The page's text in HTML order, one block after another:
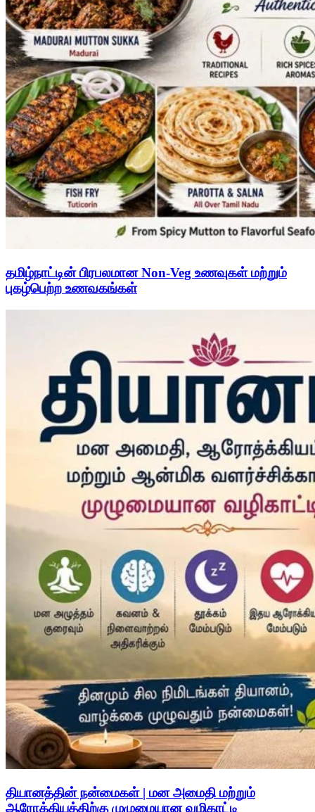
தமிழ்நாட்டின் பிரபலமான Non-Veg உணவுகள் மற்றும்
புகழ்பெற்ற உணவகங்கள்
தியானத்தின் நன்மைகள் | மன அமைதி மற்றும்
ஆரோக்கியத்திற்கு முழுமையான வழிகாட்டி